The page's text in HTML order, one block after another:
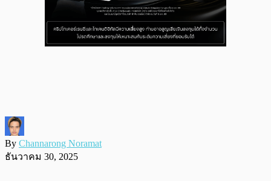
By Channarong Noramat
ธันวาคม 30, 2025